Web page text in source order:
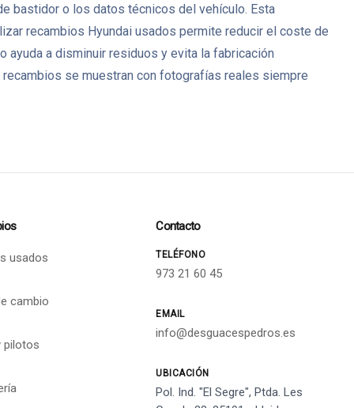
bastidor o los datos técnicos del vehículo. Esta
recambios Hyundai usados permite reducir el coste de
ayuda a disminuir residuos y evita la fabricación
se muestran con fotografías reales siempre
usados
cambio
pilotos
Contacto
TELÉFONO
973 21 60 45
EMAIL
info@desguacespedros.es
UBICACIÓN
Pol. Ind. "El Segre", Ptda. Les